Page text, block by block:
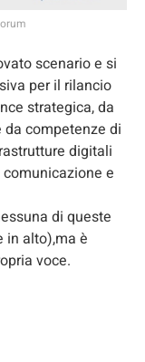
scenario e si
per il rilancio
strategica, da
competenze di
digitali
e
di queste
in alto),ma è
voce.